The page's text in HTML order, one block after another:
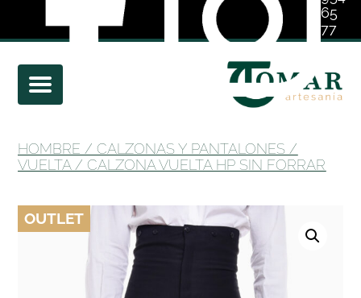
65
77
01
HOMBRE /CALZONAS Y PANTALONES /
VUELTA / CALZONA VUELTA HP SIN FORRAR
OUTLET